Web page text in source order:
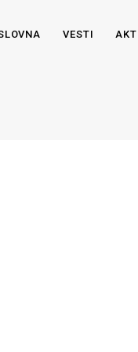
VESTI